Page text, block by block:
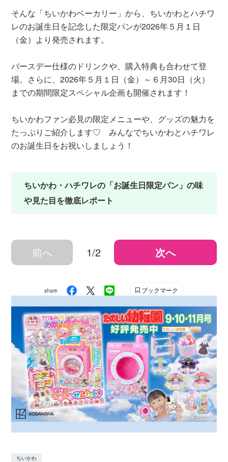
そんな「ちいかわベーカリー」から、ちいかわとハチワ
レのお誕生日を記念した限定パンが2026年５月１日
（金）より発売されます。
バースデー仕様のドリンクや、購入特典も合わせて登
場。さらに、2026年５月１日（金）～６月30日（火）
までの期間限定スペシャル企画も開催されます！
ちいかわファン必見の限定メニューや、グッズの魅力を
たっぷりご紹介します♡ みんなでちいかわとハチワレ
のお誕生日をお祝いしましょう！
ちいかわ・ハチワレの「お誕生日限定パン」の味
や見た目を徹底レポート
前へ 1/2 次へ
share ブックマーク
ちいかわ